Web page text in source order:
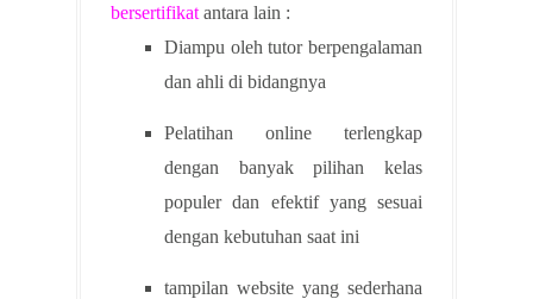
bersertifikat antara lain :
Diampu oleh tutor berpengalaman
dan ahli di bidangnya
Pelatihan online terlengkap
dengan banyak pilihan kelas
populer dan efektif yang sesuai
dengan kebutuhan saat ini
tampilan website yang sederhana